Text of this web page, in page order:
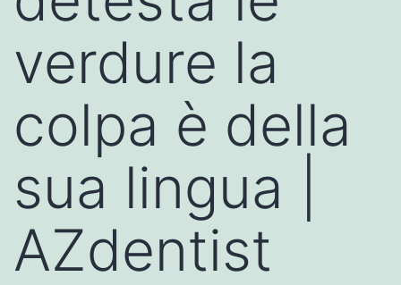
verdure la
colpa è della
sua lingua |
AZdentist